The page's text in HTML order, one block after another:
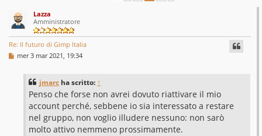
Lazza
Amministratore
Re: Il futuro di Gimp Italia
M
mer 3 mar 2021, 19:34
jmarc ha scritto: ↑
Penso che forse non avrei dovuto riattivare il mio
account perché, sebbene io sia interessato a restare
nel gruppo, non voglio illudere nessuno: non sarò
molto attivo nemmeno prossimamente.